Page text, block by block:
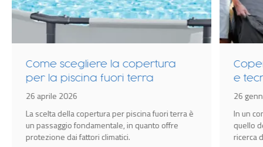
Come scegliere la copertura
per la piscina fuori terra
26 aprile 2026
La scelta della copertura per piscina fuori terra è
un passaggio fondamentale, in quanto offre
protezione dai fattori climatici.
e
26
In un
quello
ricerca